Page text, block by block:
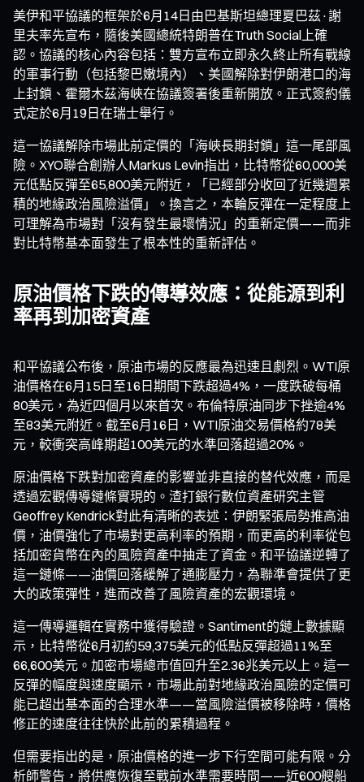
美伊和平協議的框架於6月14日由巴基斯坦總理夏巴茲·謝
里夫率先宣布，隨後美國總統特朗普在Truth Social上確
認。協議的核心內容包括：雙方宣布立即永久終止所有戰線
的軍事行動（包括黎巴嫩境內）、美國解除對伊朗港口的海
上封鎖、霍爾木茲海峽在協議簽署後重新開放。正式簽約儀
式定於6月19日在瑞士舉行。
這一協議解除市場此前定價的「海峽長期封鎖」這一尾部風
險。XYO聯合創辦人Markus Levin指出，比特幣從60,000美
元低點反彈至65,800美元附近，「已經部分收回了近幾週累
積的地緣政治風險溢價」。換言之，本輪反彈在一定程度上
可理解為市場對「沒有發生最壞情況」的重新定價——而非
對比特幣基本面發生了根本性的重新評估。
原油價格下跌的傳導效應：從能源到利
率再到加密資產
和平協議公布後，原油市場的反應最為迅速且劇烈。WTI原
油價格在6月15日至16日期間下跌超過4%，一度跌破每桶
80美元，為近四個月以來首次。布倫特原油同步下挫逾4%
至83美元附近。截至6月16日，WTI原油交易價格約78美
元，較衝突高峰期超100美元的水準回落超過20%。
原油價格下跌對加密資產的影響並非直接的替代效應，而是
透過宏觀傳導鏈條實現的。渣打銀行數位資產研究主管
Geoffrey Kendrick對此有清晰的表述：伊朗緊張局勢推高油
價，油價強化了市場對更高利率的預期，而更高的利率從包
括加密貨幣在內的風險資產中抽走了資金。和平協議逆轉了
這一鏈條——油價回落緩解了通膨壓力，為聯準會提供了更
大的政策彈性，進而改善了風險資產的宏觀環境。
這一傳導邏輯在實務中獲得驗證。Santiment的鏈上數據顯
示，比特幣從6月初約59,375美元的低點反彈超過11%至
66,600美元。加密市場總市值回升至2.36兆美元以上。這一
反彈的幅度與速度顯示，市場此前對地緣政治風險的定價可
能已超出基本面的合理水準——當風險溢價被移除時，價格
修正的速度往往快於此前的累積過程。
但需要指出的是，原油價格的進一步下行空間可能有限。分
析師警告，將供應恢復至戰前水準需要時間——近600艘船